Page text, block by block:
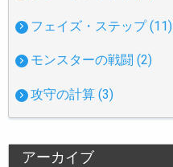
フェイズ・ステップ (11)
モンスターの戦闘 (2)
攻守の計算 (3)
アーカイブ